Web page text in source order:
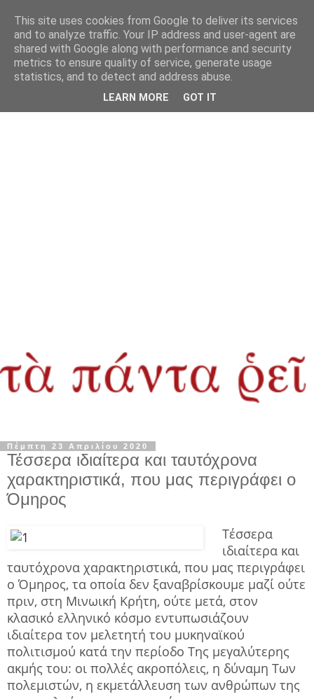
Πέμπτη 23 Απριλίου 2020
Τέσσερα ιδιαίτερα και ταυτόχρονα
χαρακτηριστικά, που μας περιγράφει ο
Όμηρος
Τέσσερα
ιδιαίτερα και
ταυτόχρονα χαρακτηριστικά, που μας περιγράφει
ο Όμηρος, τα οποία δεν ξαναβρίσκουμε μαζί ούτε
πριν, στη Μινωική Κρήτη, ούτε μετά, στον
κλασικό ελληνικό κόσμο εντυπωσιάζουν
ιδιαίτερα τον μελετητή του μυκηναϊκού
πολιτισμού κατά την περίοδο Της μεγαλύτερης
ακμής του: οι πολλές ακροπόλεις, η δύναμη Των
πολεμιστών, η εκμετάλλευση των ανθρώπων της
This site uses cookies from Google to deliver its services
and to analyze traffic. Your IP address and user-agent are
shared with Google along with performance and security
metrics to ensure quality of service, generate usage
statistics, and to detect and address abuse.
LEARN MORE GOT IT